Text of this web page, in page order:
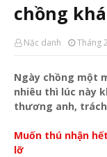
chồng
Nặc danh Tháng
Ngày chồng một
nhiêu thì lúc này
thương anh,
Muốn thú nhận
lỡ